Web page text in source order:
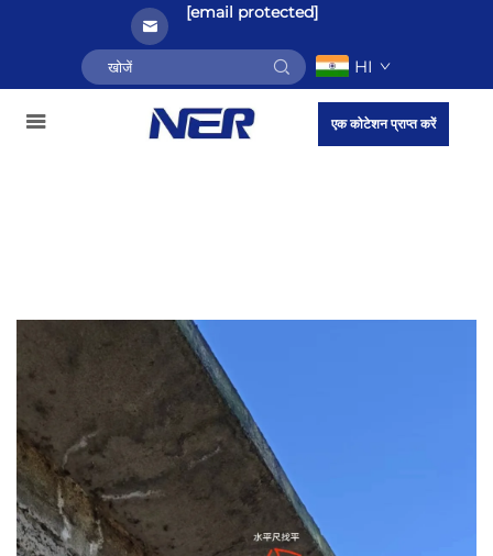
[email protected]
HI
एक कोटेशन प्राप्त करें